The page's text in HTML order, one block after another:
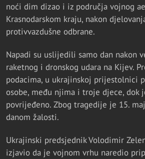
noći dim dizao i iz područja vojnog
Krasnodarskom kraju, nakon
protivvazdušne odbrane.
Napadi su uslijedili samo dan nakon
raketnog i dronskog udara na Kijev.
podacima, u ukrajinskoj prijestolnici
osobe, među njima i troje djece, dok
povrijeđeno. Zbog tragedije je 15.
danom žalosti.
Ukrajinski predsjednik Volodimir
izjavio da je vojnom vrhu naredio